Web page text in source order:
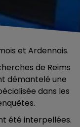
et Ardennais.
de Reims
démantelé une
dans les
été interpellées.